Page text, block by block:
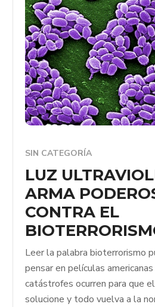
SIN CATEGORÍA
LUZ
ARMA
CONTRA EL
Leer la palabra bioterrorismo
pensar en películas
catástrofes ocurren para que
solucione y todo vuelva a la